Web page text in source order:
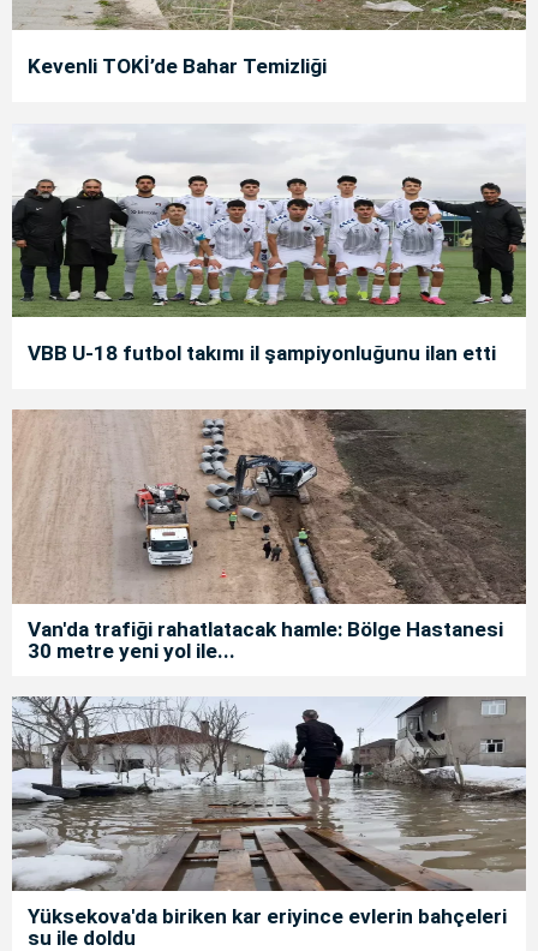
Kevenli TOKİ’de Bahar Temizliği
VBB U-18 futbol takımı il şampiyonluğunu ilan etti
Van'da trafiği rahatlatacak hamle: Bölge Hastanesi
30 metre yeni yol ile...
Yüksekova'da biriken kar eriyince evlerin bahçeleri
su ile doldu